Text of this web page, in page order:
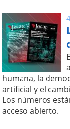
humana, la
artificial y el
Los números
acceso abierto.